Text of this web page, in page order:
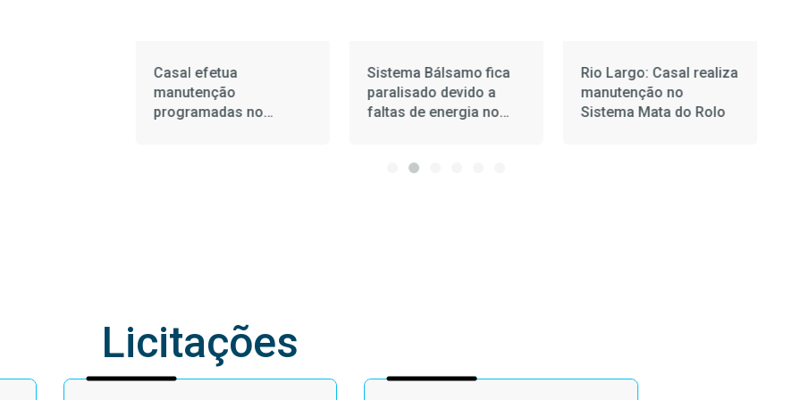
Casal efetua
manutenção
programadas no
Sistema Bálsamo fica
paralisado devido a
faltas de energia no
Rio Largo: Casal realiza
manutenção no
Sistema Mata do Rolo
Licitações